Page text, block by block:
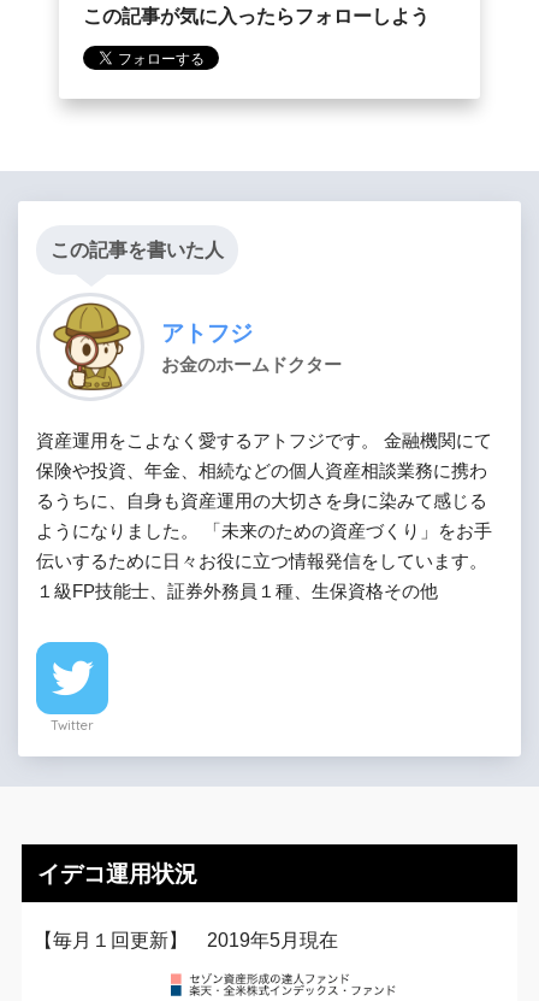
この記事が気に入ったらフォローしよう
この記事を書いた人
アトフジ
お金のホームドクター
資産運用をこよなく愛するアトフジです。 金融機関にて
保険や投資、年金、相続などの個人資産相談業務に携わ
るうちに、自身も資産運用の大切さを身に染みて感じる
ようになりました。 「未来のための資産づくり」をお手
伝いするために日々お役に立つ情報発信をしています。
１級FP技能士、証券外務員１種、生保資格その他
Twitter
イデコ運用状況
【毎月１回更新】 2019年5月現在